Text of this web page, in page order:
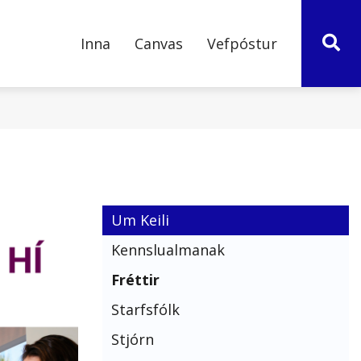
Inna Canvas Vefpóstur
Um Keili
Kennslualmanak
Fréttir
Starfsfólk
Stjórn